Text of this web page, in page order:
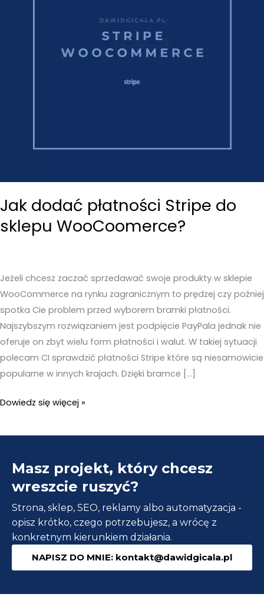
Jak dodać płatności Stripe do
sklepu WooCoomerce?
Jeżeli chcesz zaczać sprzedawać swoje produkty w sklepie
WooCommerce na rynku zagranicznym to prędzej czy poźniej
spotka Cie problem przed wyborem bramki płatności.
Najszybszym rozwiązaniem jest podpięcie PayPala jednak nie
oferuje on zbyt wielu form płatności i walut. W takiej sytuacji
polecam CI sprawdzić płatności Stripe które są niesamowicie
popularne w innych krajach. Dzięki bramce […]
Jak
płatności
sklepu
Dowiedz się więcej »
Masz projekt, który chcesz
wreszcie ruszyć?
Strona, sklep, SEO, reklamy albo automatyzacja -
opisz krótko, czego potrzebujesz, a wrócę z
konkretnym kierunkiem działania.
NAPISZ DO MNIE: kontakt@dawidgicala.pl